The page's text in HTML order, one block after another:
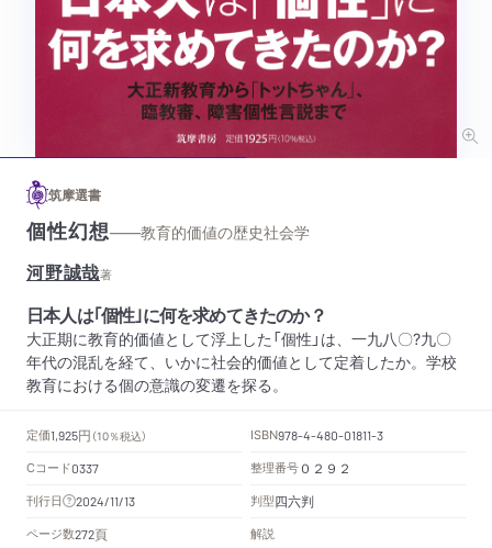
筑摩選書
個性幻想——教育的価値の歴史社会学
河野誠哉著
日本人は｢個性｣に何を求めてきたのか？
大正期に教育的価値として浮上した「個性」は、一九八〇?九〇
年代の混乱を経て、いかに社会的価値として定着したか。学校
教育における個の意識の変遷を探る。
定価1,925円 （10％税込） ISBN978-4-480-01811-3
Cコード0337 整理番号 ０２９２
刊行日 2024/11/13 判型四六判
ページ数272頁 解説